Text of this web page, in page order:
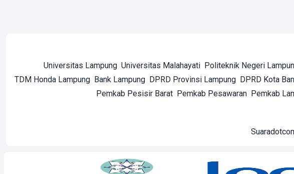
Universitas Lampung Universitas Malahayati Politeknik Negeri
TDM Honda Lampung Bank Lampung DPRD Provinsi Lampung DPRD Kota
Pemkab Pesisir Barat Pemkab Pesawaran Pemkab